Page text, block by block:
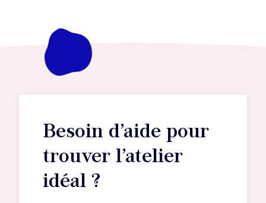
Besoin d’aide pour
trouver l’atelier
idéal ?